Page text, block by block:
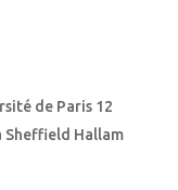
de Paris 12
Sheffield Hallam